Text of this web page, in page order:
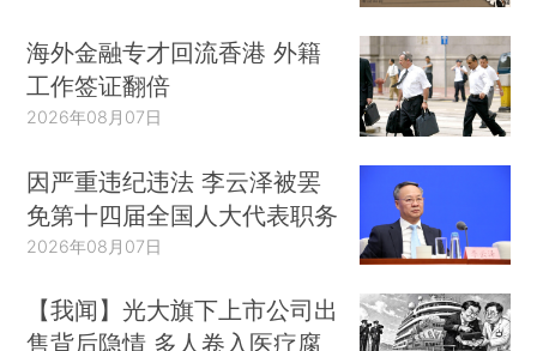
海外金融专才回流香港 外籍
工作签证翻倍
2026年08月07日
因严重违纪违法 李云泽被罢
免第十四届全国人大代表职务
2026年08月07日
【我闻】光大旗下上市公司出
售背后隐情 多人卷入医疗腐